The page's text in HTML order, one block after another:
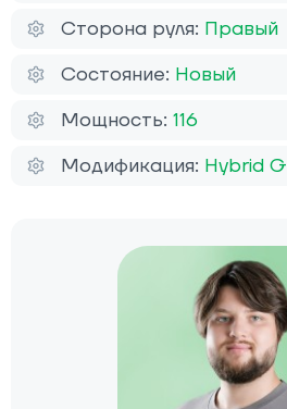
Сторона руля: Правый
Состояние: Новый
Мощность: 116
Модификация: Hybrid G